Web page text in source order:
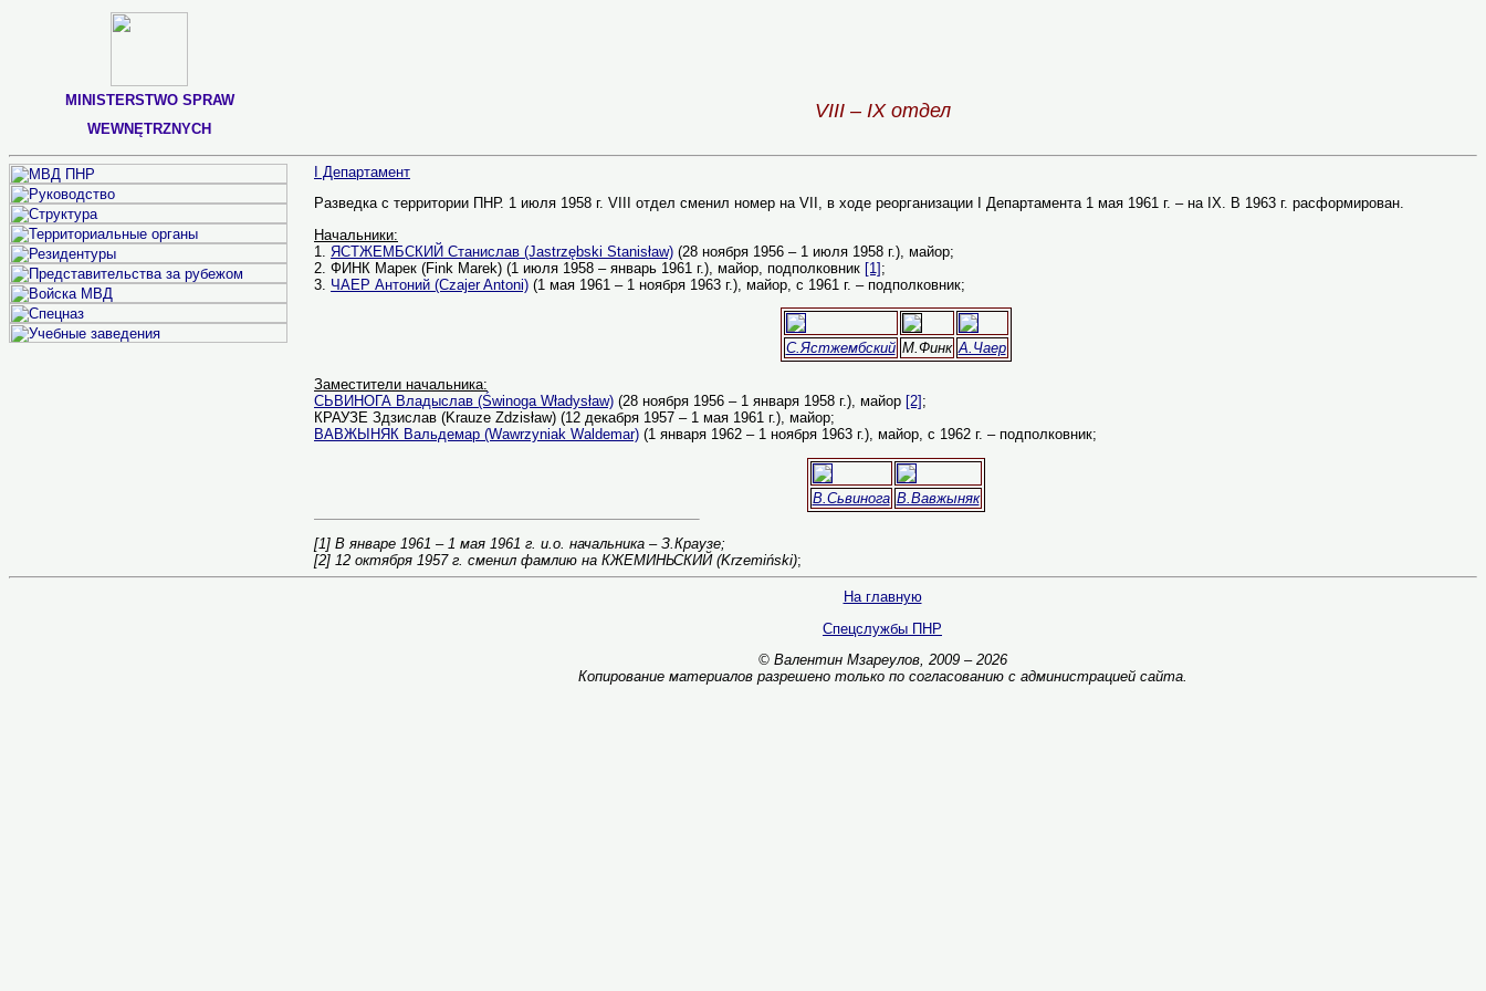
MINISTERSTWO SPRAW
WEWNĘTRZNYCH
VIII – IX отдел
I Департамент
Разведка с территории ПНР. 1 июля 1958 г. VIII отдел сменил номер на VII, в ходе реорганизации I Департамента 1 мая 1961 г. – на IX. В 1963 г. расформирован.
Начальники:
1. ЯСТЖЕМБСКИЙ Станислав (Jastrzębski Stanisław) (28 ноября 1956 – 1 июля 1958 г.), майор;
2. ФИНК Марек (Fink Marek) (1 июля 1958 – январь 1961 г.), майор, подполковник [1];
3. ЧАЕР Антоний (Czajer Antoni) (1 мая 1961 – 1 ноября 1963 г.), майор, с 1961 г. – подполковник;
С.Ястжембский М.Финк А.Чаер
Заместители начальника:
СЬВИНОГА Владыслав (Świnoga Władysław) (28 ноября 1956 – 1 января 1958 г.), майор [2] ;
КРАУЗЕ Здзислав (Krauze Zdzisław) (12 декабря 1957 – 1 мая 1961 г.), майор;
ВАВЖЫНЯК Вальдемар (Wawrzyniak Waldemar) (1 января 1962 – 1 ноября 1963 г.), майор, с 1962 г. – подполковник;
В.Сьвинога В.Вавжыняк
[1] В январе 1961 – 1 мая 1961 г. и.о. начальника – З.Краузе;
[2] 12 октября 1957 г. сменил фамлию на КЖЕМИНЬСКИЙ (Krzemiński);
На главную
Спецслужбы ПНР
© Валентин Мзареулов, 2009 – 2026
Копирование материалов разрешено только по согласованию с администрацией сайта.